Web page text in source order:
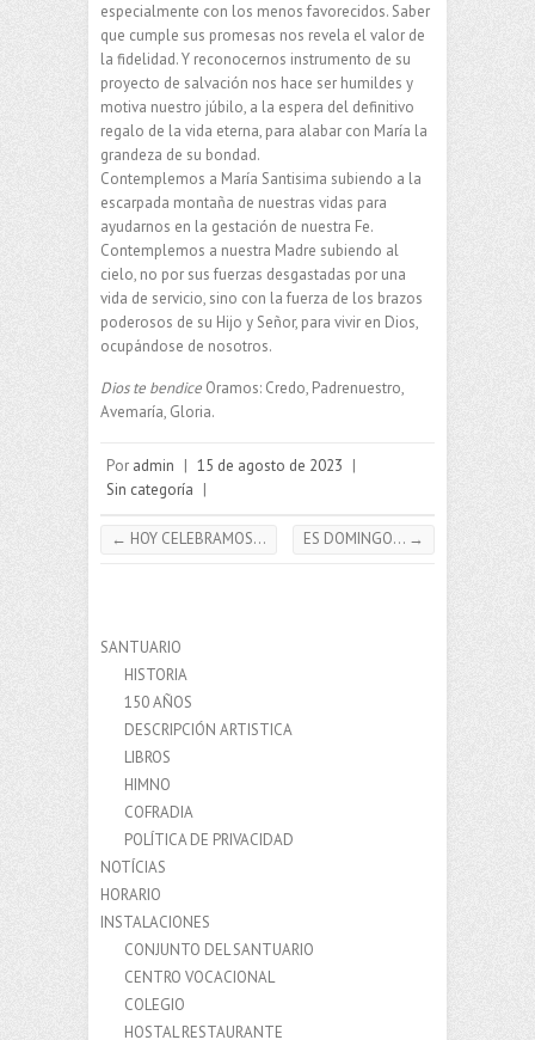
especialmente con los menos favorecidos. Saber
que cumple sus promesas nos revela el valor de
la fidelidad. Y reconocernos instrumento de su
proyecto de salvación nos hace ser humildes y
motiva nuestro júbilo, a la espera del definitivo
regalo de la vida eterna, para alabar con María la
grandeza de su bondad.
Contemplemos a María Santisima subiendo a la
escarpada montaña de nuestras vidas para
ayudarnos en la gestación de nuestra Fe.
Contemplemos a nuestra Madre subiendo al
cielo, no por sus fuerzas desgastadas por una
vida de servicio, sino con la fuerza de los brazos
poderosos de su Hijo y Señor, para vivir en Dios,
ocupándose de nosotros.
Dios te bendice Oramos: Credo, Padrenuestro,
Avemaría, Gloria.
Por admin | 15 de agosto de 2023 |
Sin categoría |
← HOY CELEBRAMOS… ES DOMINGO… →
SANTUARIO
HISTORIA
150 AÑOS
DESCRIPCIÓN ARTISTICA
LIBROS
HIMNO
COFRADIA
POLÍTICA DE PRIVACIDAD
NOTÍCIAS
HORARIO
INSTALACIONES
CONJUNTO DEL SANTUARIO
CENTRO VOCACIONAL
COLEGIO
HOSTAL RESTAURANTE